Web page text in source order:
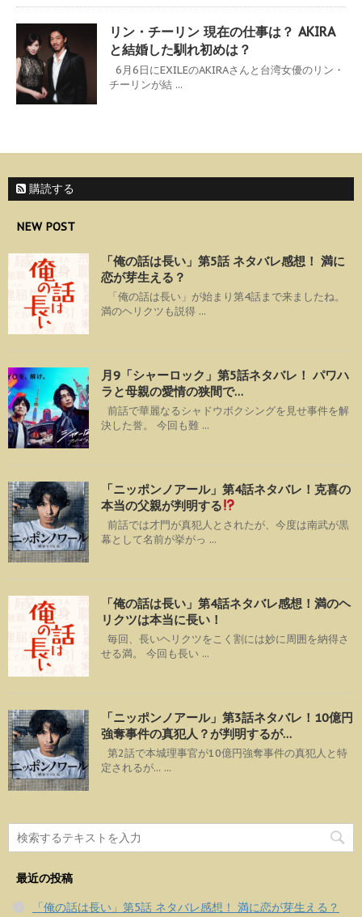
リン・チーリン 現在の仕事は？ AKIRA
と結婚した馴れ初めは？
6月6日にEXILEのAKIRAさんと台湾女優のリン・
チーリンが結 ...
購読する
NEW POST
「俺の話は長い」第5話 ネタバレ感想！ 満に
恋が芽生える？
「俺の話は長い」が始まり第4話まで来ましたね。
満のヘリクツも説得 ...
月9「シャーロック」第5話ネタバレ！ パワハ
ラと母親の愛情の狭間で…
前話で華麗なるシャドウボクシングを見せ事件を解
決した誉。 今回も難 ...
「ニッポンノアール」第4話ネタバレ！克喜の
本当の父親が判明する
前話では才門が真犯人とされたが、今度は南武が黒
幕として名前が挙がっ ...
「俺の話は長い」第4話ネタバレ感想！満のヘ
リクツは本当に長い！
毎回、長いヘリクツをこく割には妙に周囲を納得さ
せる満。 今回も長い ...
「ニッポンノアール」第3話ネタバレ！10億円
強奪事件の真犯人？が判明するが…
第2話で本城理事官が10億円強奪事件の真犯人と特
定されるが... ...
最近の投稿
「俺の話は長い」第5話 ネタバレ感想！ 満に恋が芽生える？